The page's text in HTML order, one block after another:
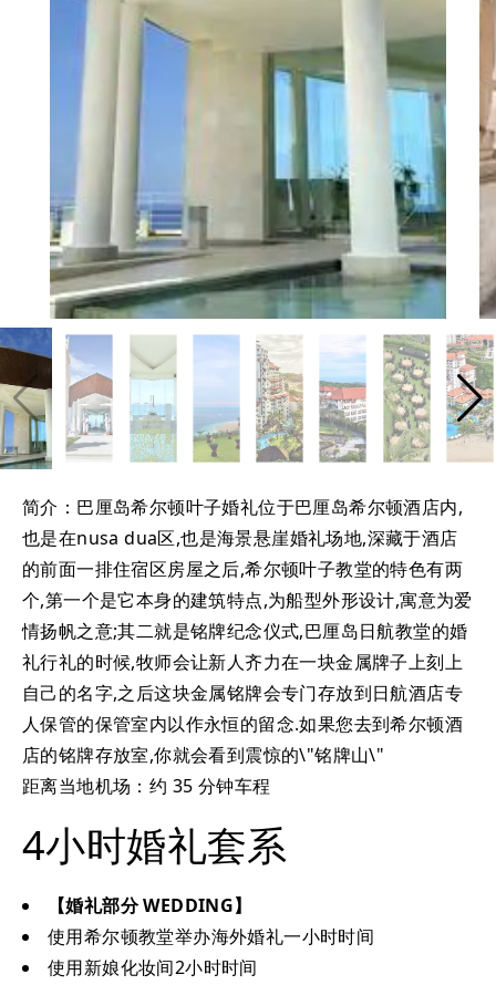
简介：巴厘岛希尔顿叶子婚礼位于巴厘岛希尔顿酒店内,
也是在nusa dua区,也是海景悬崖婚礼场地,深藏于酒店
的前面一排住宿区房屋之后,希尔顿叶子教堂的特色有两
个,第一个是它本身的建筑特点,为船型外形设计,寓意为爱
情扬帆之意;其二就是铭牌纪念仪式,巴厘岛日航教堂的婚
礼行礼的时候,牧师会让新人齐力在一块金属牌子上刻上
自己的名字,之后这块金属铭牌会专门存放到日航酒店专
人保管的保管室内以作永恒的留念.如果您去到希尔顿酒
店的铭牌存放室,你就会看到震惊的\"铭牌山\"
距离当地机场：约 35 分钟车程
4小时婚礼套系
【婚礼部分 WEDDING】
使用希尔顿教堂举办海外婚礼一小时时间
使用新娘化妆间2小时时间